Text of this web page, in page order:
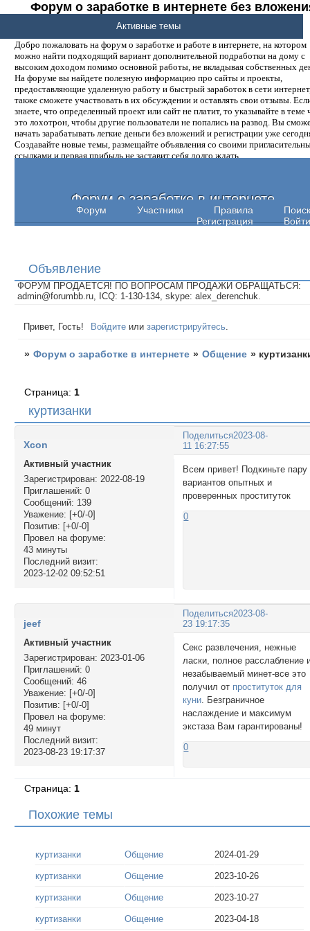
Форум о заработке в интернете без
денег.
Добро пожаловать на форум о заработке и работе в интернете, на котором
можно найти подходящий вариант дополнительной подработки на дому с
высоким доходом помимо основной работы, не вкладывая собственных
На форуме вы найдете полезную информацию про сайты и проекты,
предоставляющие удаленную работу и быстрый заработок в сети
также сможете участвовать в их обсуждении и оставлять свои отзывы.
знаете, что определенный проект или сайт не платит, то указывайте в теме
это лохотрон, чтобы другие пользователи не попались на развод. Вы
начать зарабатывать легкие деньги без вложений и регистрации уже
Создавайте новые темы, размещайте объявления со своими
ссылками и первая прибыль не заставит себя долго ждать.
Форум о заработке в интернете
Форум Участники Правила
Поиск
Регистрация
Войти
Активные темы
Объявление
ФОРУМ ПРОДАЕТСЯ! ПО ВОПРОСАМ ПРОДАЖИ ОБРАЩАТЬСЯ:
admin@forumbb.ru, ICQ: 1-130-134, skype: alex_derenchuk.
Привет, Гость! Войдите илизарегистрируйтесь
» Форум о заработке в интернете » Общение »
куртизанки
Страница: 1
Поделиться2023-08-
11 16:27:55
Xcon
Активный участник
Зарегистрирован: 2022-08-19
Приглашений: 0
Сообщений: 139
Уважение: [+0/-0]
Позитив: [+0/-0]
Провел на форуме:
43 минуты
Последний визит:
2023-12-02 09:52:51
Всем привет! Подкиньте пару
вариантов опытных и
проверенных проституток
0
Поделиться2023-08-
23 19:17:35
jeef
Активный участник
Зарегистрирован: 2023-01-06
Приглашений: 0
Сообщений: 46
Уважение: [+0/-0]
Позитив: [+0/-0]
Провел на форуме:
49 минут
Последний визит:
2023-08-23 19:17:37
Секс развлечения, нежные
ласки, полное расслабление
незабываемый минет-все это
получил от проституток для
куни. Безграничное
наслаждение и максимум
экстаза Вам гарантированы!
0
Страница: 1
Похожие темы
куртизанки Общение 2024-01-29
куртизанки Общение 2023-10-26
куртизанки Общение 2023-10-27
куртизанки Общение 2023-04-18